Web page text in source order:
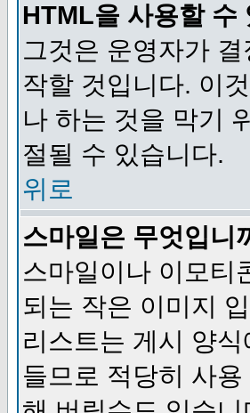
HTML을 사용할 수
그것은 운영자가
작할 것입니다. 이
나 하는 것을 막기
절될 수 있습니다.
위로
스마일은 무엇입니
스마일이나 이모티
되는 작은 이미지
리스트는 게시 양
들므로 적당히 사